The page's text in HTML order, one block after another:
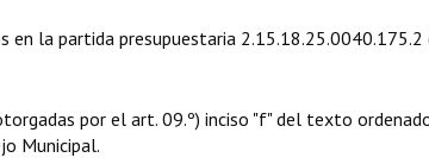
en la partida presupuestaria 2.15.18.25.0040.175.2
por el art. 09.º) inciso "f" del texto
Municipal.